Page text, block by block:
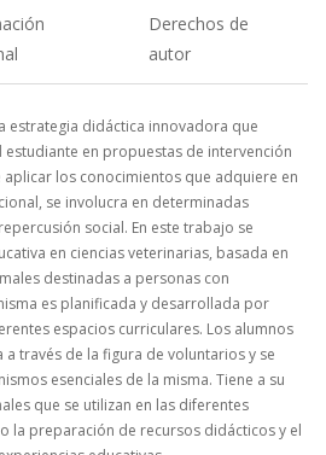
Derechos de
autor
estrategia didáctica innovadora que
en propuestas de intervención
aplicar los conocimientos que adquiere en
se involucra en determinadas
social. En este trabajo se
en ciencias veterinarias, basada en
destinadas a personas con
es planificada y desarrollada por
espacios curriculares. Los alumnos
través de la figura de voluntarios y se
esenciales de la misma. Tiene a su
que se utilizan en las diferentes
la preparación de recursos didácticos y el